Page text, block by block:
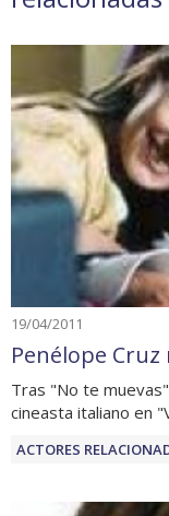
19/04/2011
Penélope
Tras "No te
cineasta italiano en
ACTORES